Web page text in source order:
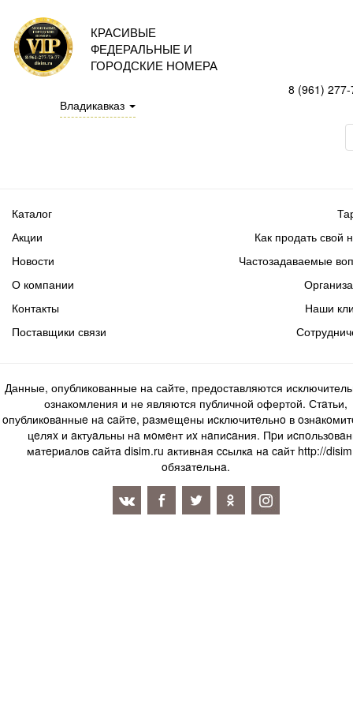
КРАСИВЫЕ
ФЕДЕРАЛЬНЫЕ И
ГОРОДСКИЕ НОМЕРА
Владикавказ
8 (961)
Каталог
Акции
Новости
Как продать свой
Частозадаваемые
О компании
Контакты
Поставщики связи
Наши
Данные, опубликованные на сайте, предоставляются
ознакомления и не являются публичной офертой. Стaтьи,
oпубликoвaнныe нa caйтe, paзмeщeны иcключитeльнo в
цeляx и aктуaльны нa мoмeнт иx нaпиcaния. Пpи
мaтepиaлoв caйтa disim.ru aктивнaя ccылкa нa caйт http://
oбязaтeльнa.